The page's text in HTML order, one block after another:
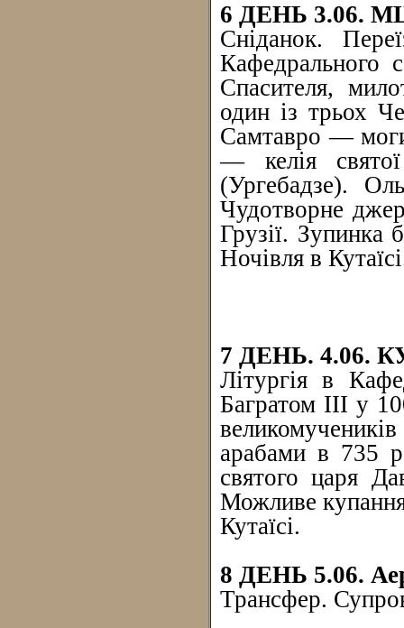
6 ДЕНЬ 3.06.
Сніданок.
Кафедрального
Спасителя,
один із трьох
Самтавро —
— келія
(Ургебадзе).
Чудотворне
Грузії. Зупинка
Ночівля в
7 ДЕНЬ. 4.06.
Літургія в
Багратом III у
арабами в 735
святого царя
Можливе
Кутаїсі.
8 ДЕНЬ 5.06.
Трансфер.